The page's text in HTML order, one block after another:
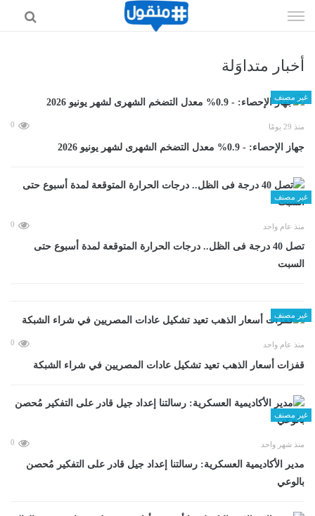
الى
أخبار متداوَلة
غير مصنف
منذ 29 يومًا 0
جهاز الإحصاء: - 0.9% معدل التضخم الشهرى لشهر يونيو 2026
غير مصنف
منذ عام واحد 0
تصل 40 درجة فى الظل.. درجات الحرارة المتوقعة لمدة أسبوع حتى
السبت
غير مصنف
منذ عام واحد 0
قفزات أسعار الذهب تعيد تشكيل عادات المصريين في شراء الشبكة
غير مصنف
منذ شهر واحد 0
مدير الأكاديمية العسكرية: رسالتنا إعداد جيل قادر على التفكير مُحصن
بالوعي